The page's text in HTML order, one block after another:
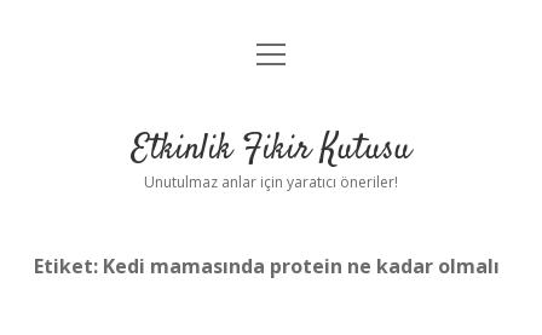
Anasayfa
Yasal Uyarı
menüyü
Etkinlik Fikir Kutusu
Unutulmaz anlar için yaratıcı öneriler!
Etiket: Kedi mamasında protein ne kadar olmalı